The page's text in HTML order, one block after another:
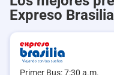
Expreso
Primer Bus: 7:30 a.m.